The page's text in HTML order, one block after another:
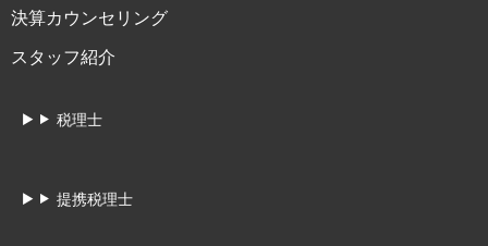
決算カウンセリング
スタッフ紹介
税理士
提携税理士